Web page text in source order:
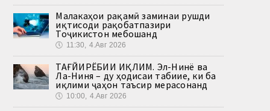
Малакаҳои рақамӣ заминаи рушди
иқтисоди рақобатпазири
Тоҷикистон мебошанд
🕔 11:30, 4.Авг 2026
ТАҒЙИРЁБИИ ИҚЛИМ. Эл-Нинё ва
Ла-Ниня – ду ҳодисаи табиие, ки ба
иқлими ҷаҳон таъсир мерасонанд
🕔 10:00, 4.Авг 2026